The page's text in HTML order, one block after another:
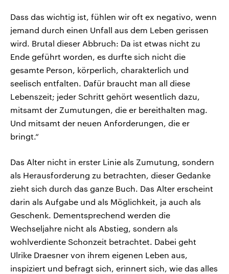
Dass das wichtig ist, fühlen wir oft ex negativo, wenn
jemand durch einen Unfall aus dem Leben gerissen
wird. Brutal dieser Abbruch: Da ist etwas nicht zu
Ende geführt worden, es durfte sich nicht die
gesamte Person, körperlich, charakterlich und
seelisch entfalten. Dafür braucht man all diese
Lebenszeit; jeder Schritt gehört wesentlich dazu,
mitsamt der Zumutungen, die er bereithalten mag.
Und mitsamt der neuen Anforderungen, die er
bringt.“
Das Alter nicht in erster Linie als Zumutung, sondern
als Herausforderung zu betrachten, dieser Gedanke
zieht sich durch das ganze Buch. Das Alter erscheint
darin als Aufgabe und als Möglichkeit, ja auch als
Geschenk. Dementsprechend werden die
Wechseljahre nicht als Abstieg, sondern als
wohlverdiente Schonzeit betrachtet. Dabei geht
Ulrike Draesner von ihrem eigenen Leben aus,
inspiziert und befragt sich, erinnert sich, wie das alles